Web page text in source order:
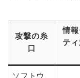
攻撃の糸
口
情
テ
ソフトウ